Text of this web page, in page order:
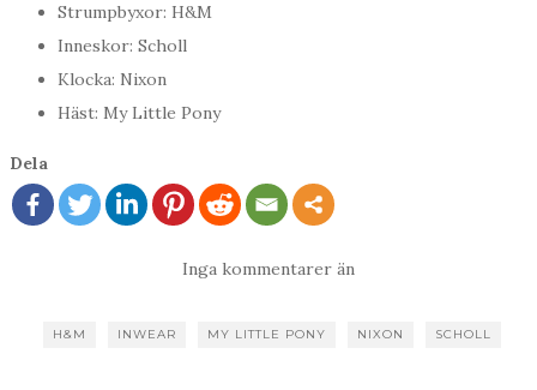
Strumpbyxor: H&M
Inneskor: Scholl
Klocka: Nixon
Häst: My Little Pony
Dela
Inga kommentarer än
H&M INWEAR MY LITTLE PONY NIXON SCHOLL